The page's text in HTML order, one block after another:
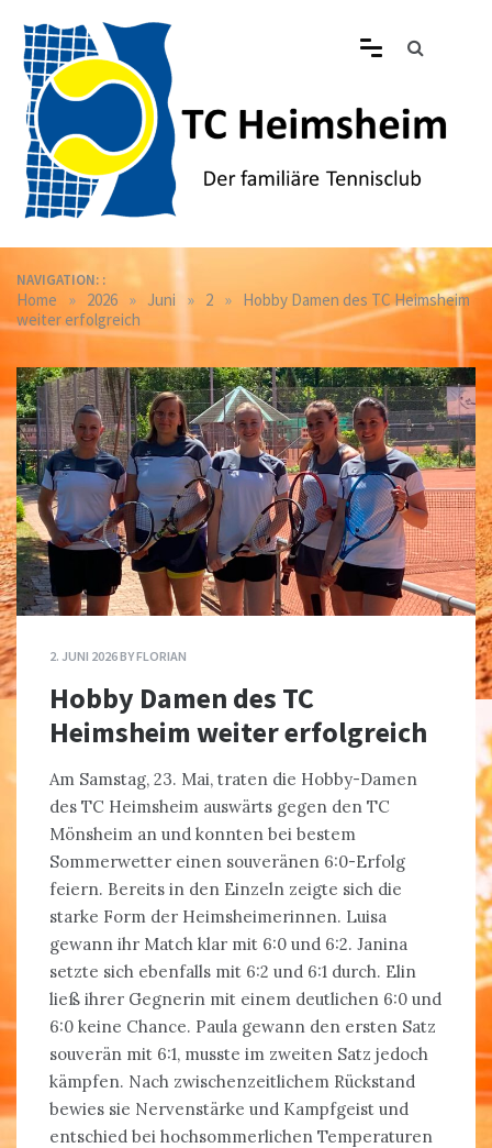
content
Tennisclub Heimsheim
NAVIGATION: :
Home » 2026 » Juni » 2 » Hobby Damen des TC Heimsheim
weiter erfolgreich
2. JUNI 2026BYFLORIAN
Hobby Damen des TC
Heimsheim weiter erfolgreich
Am Samstag, 23. Mai, traten die Hobby-Damen
des TC Heimsheim auswärts gegen den TC
Mönsheim an und konnten bei bestem
Sommerwetter einen souveränen 6:0-Erfolg
feiern. Bereits in den Einzeln zeigte sich die
starke Form der Heimsheimerinnen. Luisa
gewann ihr Match klar mit 6:0 und 6:2. Janina
setzte sich ebenfalls mit 6:2 und 6:1 durch. Elin
ließ ihrer Gegnerin mit einem deutlichen 6:0 und
6:0 keine Chance. Paula gewann den ersten Satz
souverän mit 6:1, musste im zweiten Satz jedoch
kämpfen. Nach zwischenzeitlichem Rückstand
bewies sie Nervenstärke und Kampfgeist und
entschied bei hochsommerlichen Temperaturen